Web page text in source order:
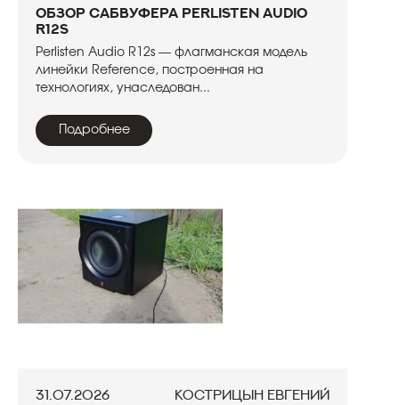
Обзор сабвуфера Perlisten Audio
R12s
Perlisten Audio R12s — флагманская модель
линейки Reference, построенная на
технологиях, унаследован...
Подробнее
31.07.2026
Кострицын Евгений